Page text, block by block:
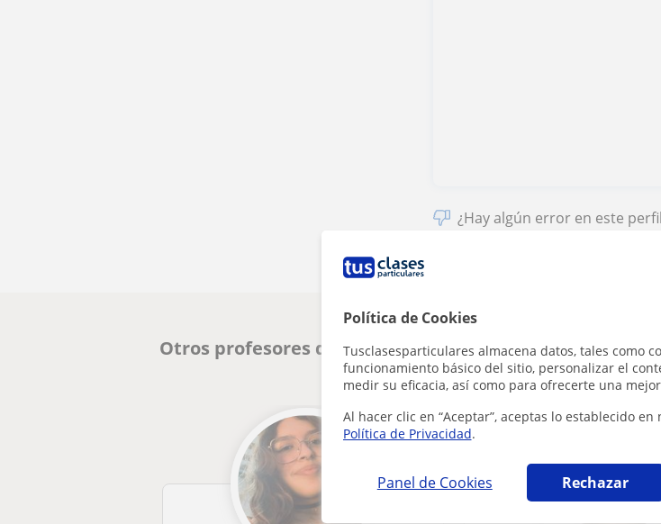
Política de Cookies
Tusclasesparticulares almacena datos, tales como
funcionamiento básico del sitio, personalizar el
medir su eficacia, así como para ofrecerte una
Al hacer clic en “Aceptar”, aceptas lo establecido en
Política de Privacidad.
Panel de Cookies Rechazar
¿Hay algún error en este
Otros profesores de Inglés en Sueca que pueden